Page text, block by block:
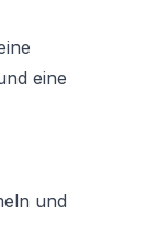
eine
und